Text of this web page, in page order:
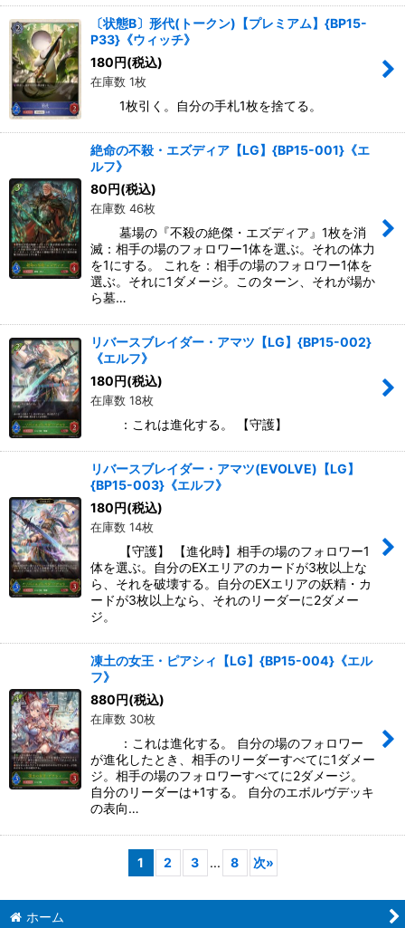
〔状態B〕形代(トークン)【プレミアム】{BP15-
P33}《ウィッチ》
180円(税込)
在庫数 1枚
1枚引く。自分の手札1枚を捨てる。
絶命の不殺・エズディア【LG】{BP15-001}《エ
ルフ》
80円(税込)
在庫数 46枚
墓場の『不殺の絶傑・エズディア』1枚を消
滅：相手の場のフォロワー1体を選ぶ。それの体力
を1にする。 これを：相手の場のフォロワー1体を
選ぶ。それに1ダメージ。このターン、それが場か
ら墓…
リバースブレイダー・アマツ【LG】{BP15-002}
《エルフ》
180円(税込)
在庫数 18枚
：これは進化する。 【守護】
リバースブレイダー・アマツ(EVOLVE)【LG】
{BP15-003}《エルフ》
180円(税込)
在庫数 14枚
【守護】 【進化時】相手の場のフォロワー1
体を選ぶ。自分のEXエリアのカードが3枚以上な
ら、それを破壊する。自分のEXエリアの妖精・カ
ードが3枚以上なら、それのリーダーに2ダメー
ジ。
凍土の女王・ピアシィ【LG】{BP15-004}《エル
フ》
880円(税込)
在庫数 30枚
：これは進化する。 自分の場のフォロワー
が進化したとき、相手のリーダーすべてに1ダメー
ジ。相手の場のフォロワーすべてに2ダメージ。
自分のリーダーは+1する。 自分のエボルヴデッキ
の表向…
1 2 3 ... 8 次»
ホーム